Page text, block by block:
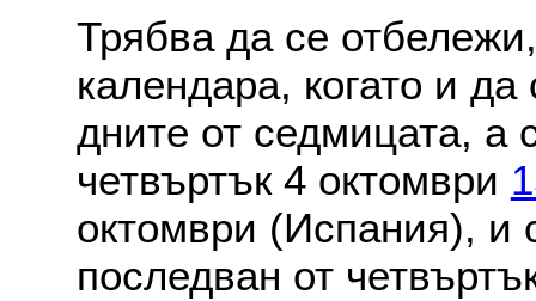
Трябва да се
календара, когато и
дните от седмицата, а
четвъртък 4 октомври
октомври (Испания), и
последван от